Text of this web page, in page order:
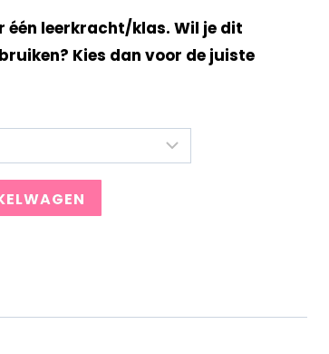
één leerkracht/klas. Wil je dit
Kies dan voor de juiste